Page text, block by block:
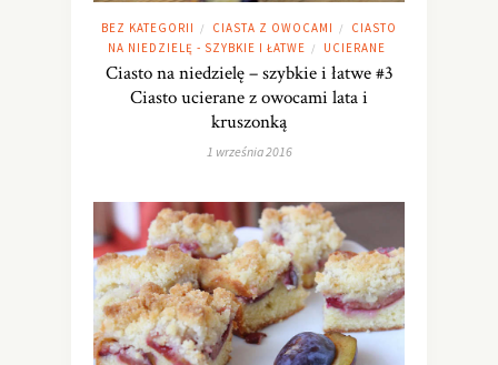
BEZ KATEGORII / CIASTA Z OWOCAMI /
CIASTO
NA NIEDZIELĘ - SZYBKIE I ŁATWE / UCIERANE
Ciasto na niedzielę – szybkie i łatwe #3
Ciasto ucierane z owocami lata i
kruszonką
1 września 2016